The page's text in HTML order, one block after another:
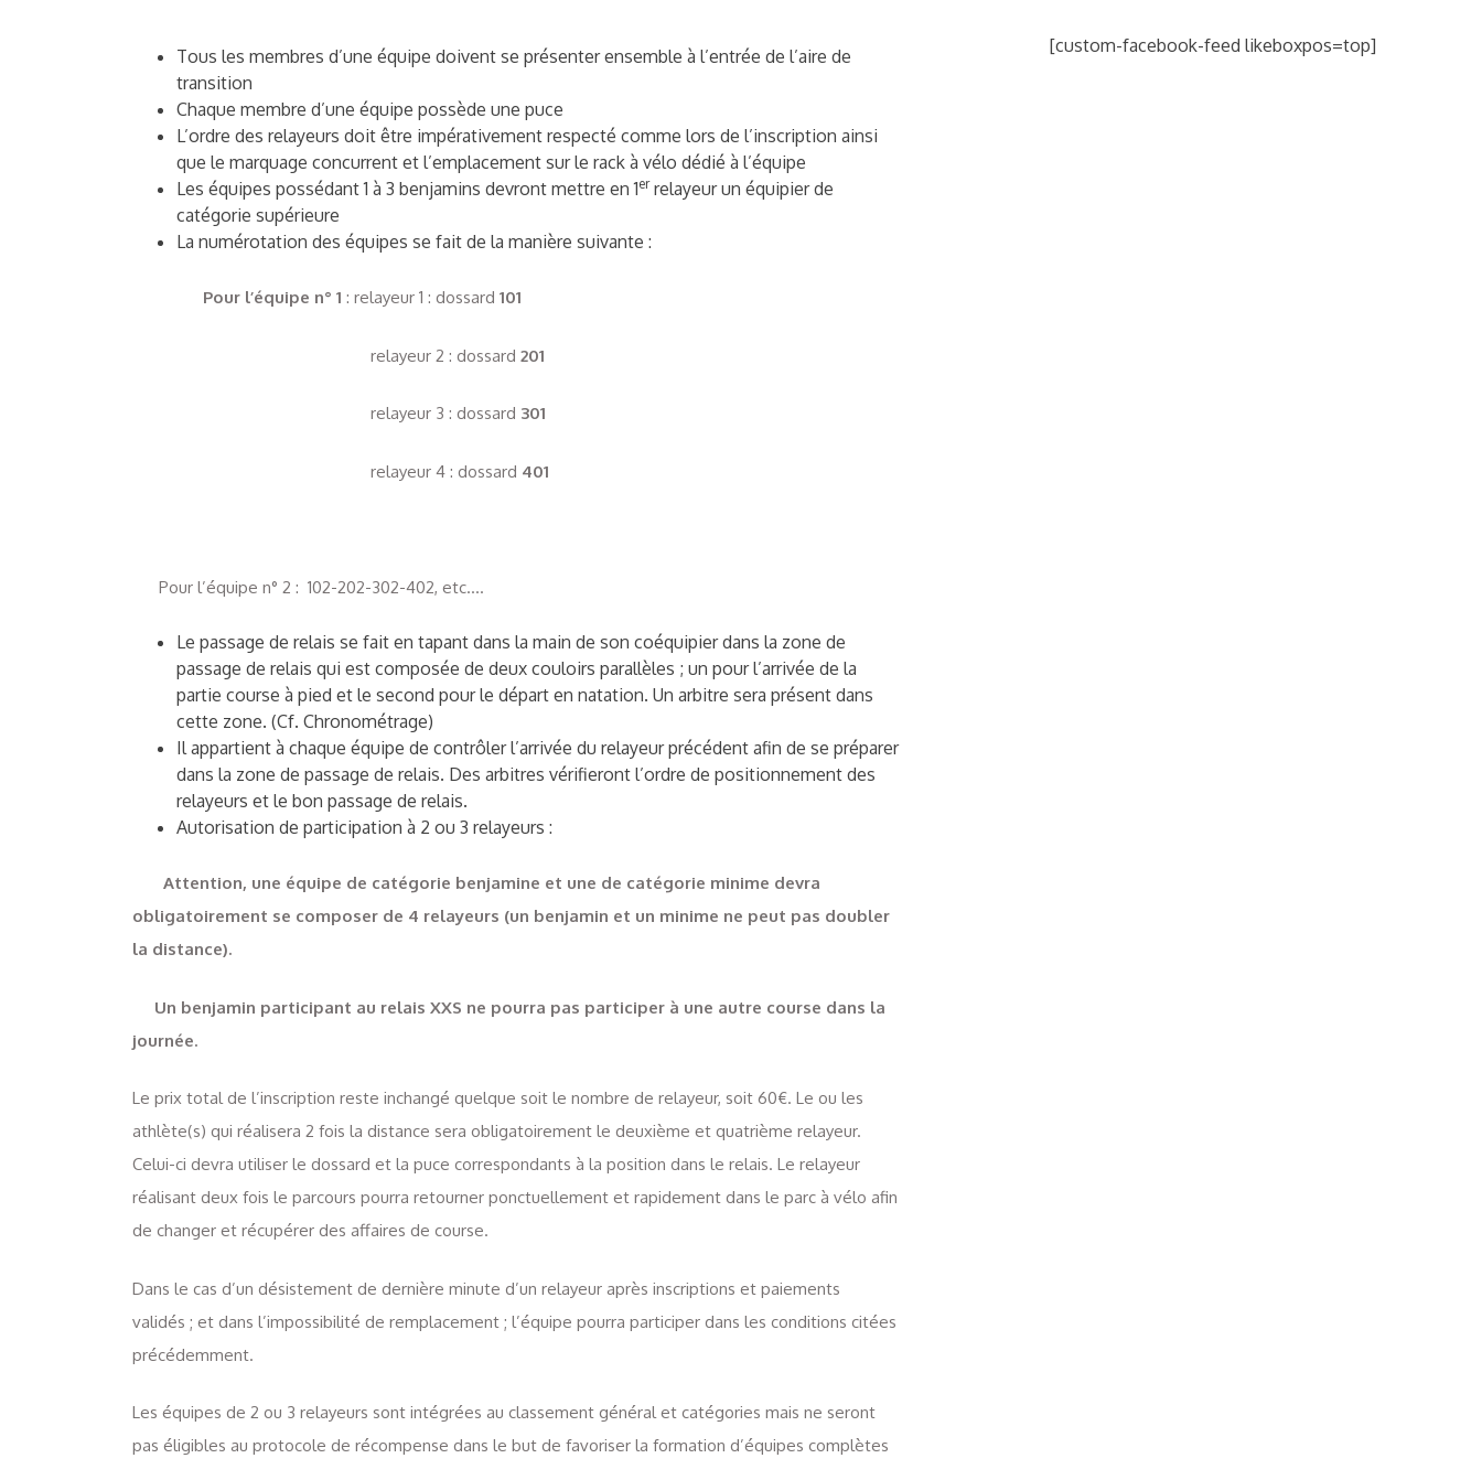
Tous les membres d’une équipe doivent se présenter ensemble à l’entrée de l’aire de
transition
Chaque membre d’une équipe possède une puce
L’ordre des relayeurs doit être impérativement respecté comme lors de l’inscription ainsi
que le marquage concurrent et l’emplacement sur le rack à vélo dédié à l’équipe
Les équipes possédant 1 à 3 benjamins devront mettre en 1errelayeur un équipier de
catégorie supérieure
La numérotation des équipes se fait de la manière suivante :
Pour l’équipe n° 1 : relayeur 1 : dossard101
relayeur 2 : dossard201
relayeur 3 : dossard 301
relayeur 4 : dossard 401
Pour l’équipe n° 2 : 102-202-302-402, etc….
Le passage de relais se fait en tapant dans la main de son coéquipier dans la zone de
passage de relais qui est composée de deux couloirs parallèles ; un pour l’arrivée de la
partie course à pied et le second pour le départ en natation. Un arbitre sera présent dans
cette zone. (Cf. Chronométrage)
Il appartient à chaque équipe de contrôler l’arrivée du relayeur précédent afin de se préparer
dans la zone de passage de relais. Des arbitres vérifieront l’ordre de positionnement des
relayeurs et le bon passage de relais.
Autorisation de participation à 2 ou 3 relayeurs :
Attention, une équipe de catégorie benjamine et une de catégorie minime devra
obligatoirement se composer de 4 relayeurs (un benjamin et un minime ne peut pas doubler
la distance).
Un benjamin participant au relais XXS ne pourra pas participer à une autre course dans la
journée.
Le prix total de l’inscription reste inchangé quelque soit le nombre de relayeur, soit 60€. Le ou les
athlète(s) qui réalisera 2 fois la distance sera obligatoirement le deuxième et quatrième relayeur.
Celui-ci devra utiliser le dossard et la puce correspondants à la position dans le relais. Le relayeur
réalisant deux fois le parcours pourra retourner ponctuellement et rapidement dans le parc à vélo afin
de changer et récupérer des affaires de course.
Dans le cas d’un désistement de dernière minute d’un relayeur après inscriptions et paiements
validés ; et dans l’impossibilité de remplacement ; l’équipe pourra participer dans les conditions citées
précédemment.
Les équipes de 2 ou 3 relayeurs sont intégrées au classement général et catégories mais ne seront
pas éligibles au protocole de récompense dans le but de favoriser la formation d’équipes complètes
[custom-facebook-feed likeboxpos=top]